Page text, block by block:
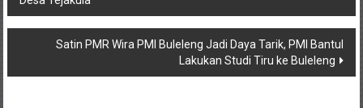
pos
Satin PMR Wira PMI Buleleng Jadi Daya Tarik, PMI Bantul
Lakukan Studi Tiru ke Buleleng